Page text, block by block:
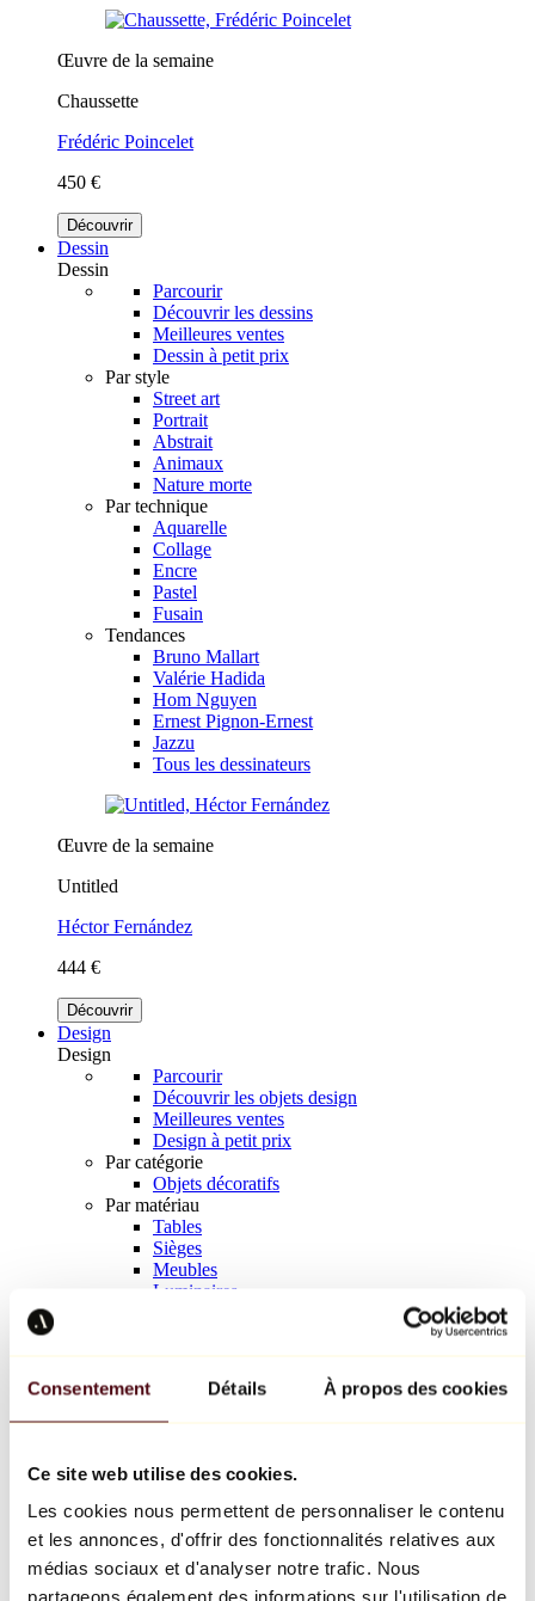
Consentement Détails À propos des cookies
Ce site web utilise des cookies.
Les cookies nous permettent de personnaliser le contenu
et les annonces, d'offrir des fonctionnalités relatives aux
médias sociaux et d'analyser notre trafic. Nous
partageons également des informations sur l'utilisation de
Œuvre de la semaine
Chaussette
Frédéric Poincelet
450 €
Découvrir
Dessin
Dessin
Parcourir
Découvrir les dessins
Meilleures ventes
Dessin à petit prix
Par style
Street art
Portrait
Abstrait
Animaux
Nature morte
Par technique
Aquarelle
Collage
Encre
Pastel
Fusain
Tendances
Bruno Mallart
Valérie Hadida
Hom Nguyen
Ernest Pignon-Ernest
Jazzu
Tous les dessinateurs
Œuvre de la semaine
Untitled
Héctor Fernández
444 €
Découvrir
Design
Design
Parcourir
Découvrir les objets design
Meilleures ventes
Design à petit prix
Par catégorie
Objets décoratifs
Par matériau
Tables
Sièges
Meubles
Luminaires
Richard Orlinski
Keith Haring
Jeff Koons
Jean-Michel Basquiat
Tous les designers
Œuvre de la semaine